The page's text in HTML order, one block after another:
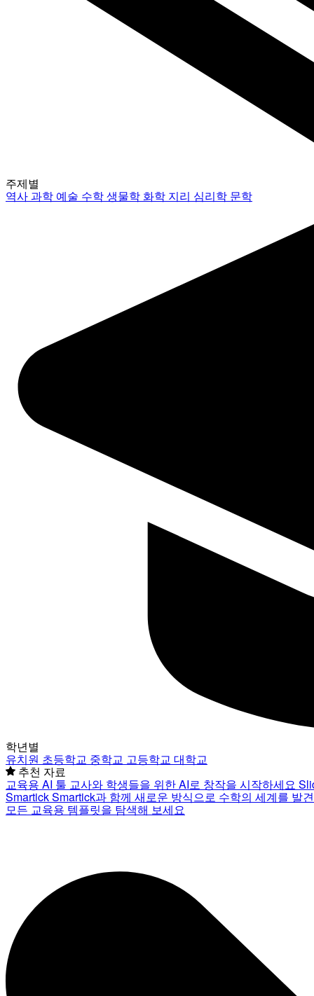
주제별
역사과학 예술 수학생물학 화학 지리 심리학 문학
학년별
유치원 초등학교 중학교 고등학교 대학교
추천 자료
교육용 AI 툴 교사와 학생들을 위한 AI로 창작을 시작하세요
SmartickSmartick과 함께 새로운 방식으로 수학의 세계를 발
모든 교육용 템플릿을 탐색해 보세요